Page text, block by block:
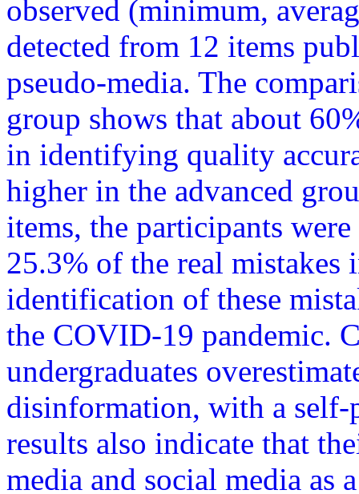
observed (minimum,
detected from 12 items
pseudo-media. The
group shows that about
in identifying quality
higher in the advanced
items, the participants
25.3% of the real mistakes
identification of these
the COVID-19 pandemic.
undergraduates
disinformation, with a
results also indicate that
media and social media